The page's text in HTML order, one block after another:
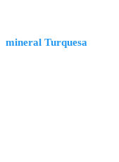
mineral Turquesa